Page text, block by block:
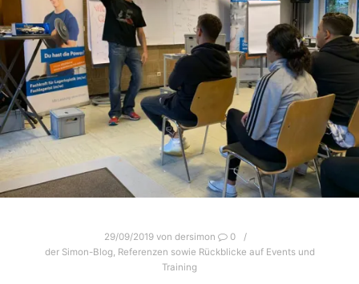
29/09/2019 von dersimon
0
der Simon-Blog, Referenzen sowie Rückblicke auf Events und
Training